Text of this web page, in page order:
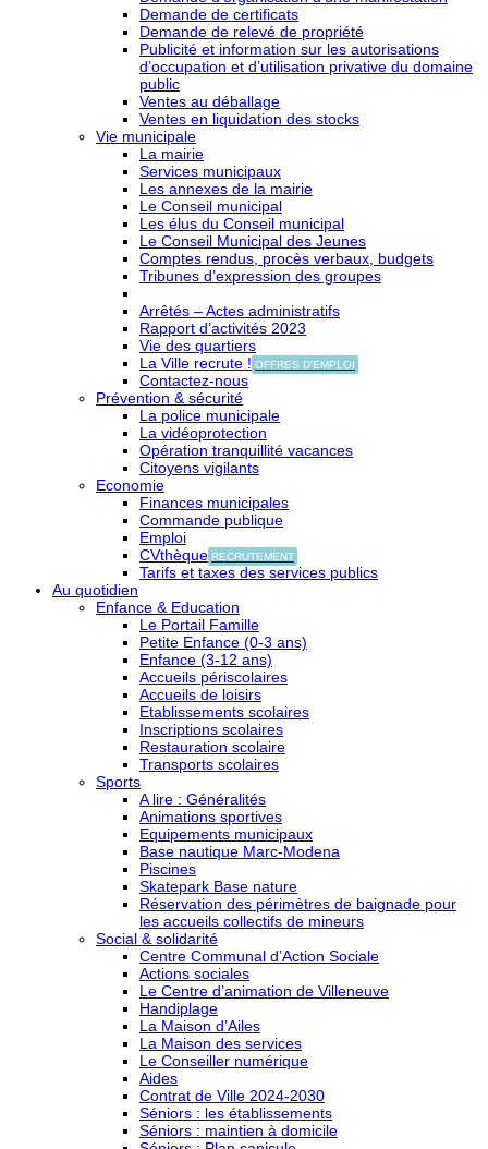
Demande de certificats
Demande de relevé de propriété
Publicité et information sur les autorisations
d’occupation et d’utilisation privative du domaine
public
Ventes au déballage
Ventes en liquidation des stocks
Vie municipale
La mairie
Services municipaux
Les annexes de la mairie
Le Conseil municipal
Les élus du Conseil municipal
Le Conseil Municipal des Jeunes
Comptes rendus, procès verbaux, budgets
Tribunes d’expression des groupes
Arrêtés – Actes administratifs
Rapport d’activités 2023
Vie des quartiers
La Ville recrute ! OFFRES D'EMPLOI
Contactez-nous
Prévention & sécurité
La police municipale
La vidéoprotection
Opération tranquillité vacances
Citoyens vigilants
Economie
Finances municipales
Commande publique
Emploi
CVthèque RECRUTEMENT
Tarifs et taxes des services publics
Au quotidien
Enfance & Education
Le Portail Famille
Petite Enfance (0-3 ans)
Enfance (3-12 ans)
Accueils périscolaires
Accueils de loisirs
Etablissements scolaires
Inscriptions scolaires
Restauration scolaire
Transports scolaires
Sports
A lire : Généralités
Animations sportives
Equipements municipaux
Base nautique Marc-Modena
Piscines
Skatepark Base nature
Réservation des périmètres de baignade pour
les accueils collectifs de mineurs
Social & solidarité
Centre Communal d’Action Sociale
Actions sociales
Le Centre d’animation de Villeneuve
Handiplage
La Maison d’Ailes
La Maison des services
Le Conseiller numérique
Aides
Contrat de Ville 2024-2030
Séniors : les établissements
Séniors : maintien à domicile